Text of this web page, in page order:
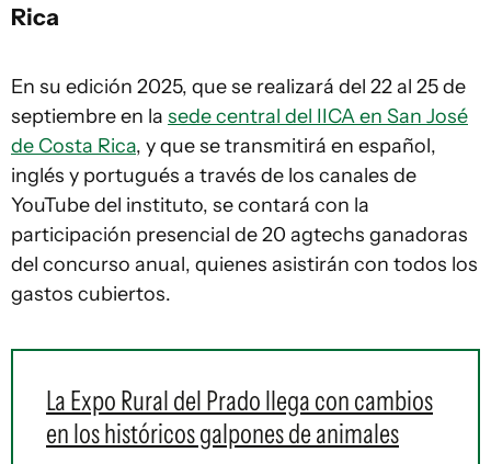
Rica
En su edición 2025, que se realizará del 22 al 25 de
septiembre en la sede central del IICA en San José
de Costa Rica, y que se transmitirá en español,
inglés y portugués a través de los canales de
YouTube del instituto, se contará con la
participación presencial de 20 agtechs ganadoras
del concurso anual, quienes asistirán con todos los
gastos cubiertos.
La Expo Rural del Prado llega con cambios
en los históricos galpones de animales